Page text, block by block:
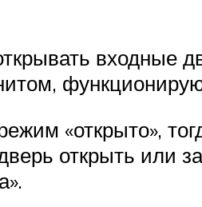
входные
«открыто»,
открыть или